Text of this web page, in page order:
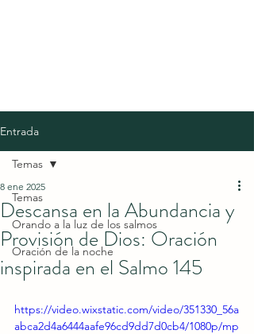
Entrada
Temas
Orando a la luz de los salmos
Oración de la noche
Temas
Descansa en la Abundancia y
Provisión de Dios: Oración
inspirada en el Salmo 145
8 ene 2025
https://video.wixstatic.com/video/351330_56a
abca2d4a6444aafe96cd9dd7d0cb4/1080p/mp